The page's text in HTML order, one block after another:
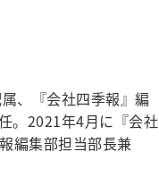
、『会社四季報』編
。2021年4月に『会社
編集部担当部長兼